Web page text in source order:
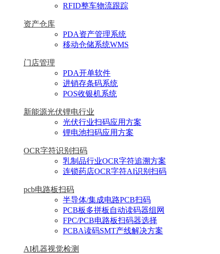
RFID整车物流跟踪
资产仓库
PDA资产管理系统
移动仓储系统WMS
门店管理
PDA开单软件
进销存条码系统
POS收银机系统
新能源光伏锂电行业
光伏行业扫码应用方案
锂电池扫码应用方案
OCR字符识别扫码
乳制品行业OCR字符追溯方案
连锁药店OCR字符AI识别扫码
pcb电路板扫码
半导体/集成电路PCB扫码
PCB板多拼板自动读码器组网
FPC/PCB电路板扫码器选择
PCBA读码SMT产线解决方案
AI机器视觉检测